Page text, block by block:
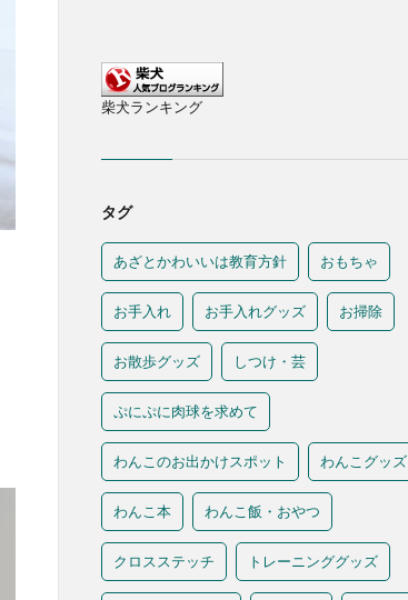
柴犬ランキング
タグ
あざとかわいいは教育方針 おもちゃ
お手入れ お手入れグッズ お掃除
お散歩グッズ しつけ・芸
ぷにぷに肉球を求めて
わんこのお出かけスポット わんこグッズ
わんこ本 わんこ飯・おやつ
クロスステッチ トレーニンググッズ